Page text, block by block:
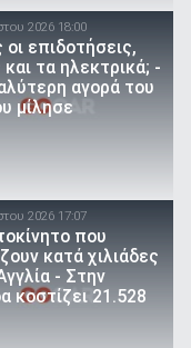
2026 18:00
επιδοτήσεις,
τα ηλεκτρικά; -
αγορά του
μίλησε
2026 17:07
που
κατά χιλιάδες
- Στην
κοστίζει 21.528